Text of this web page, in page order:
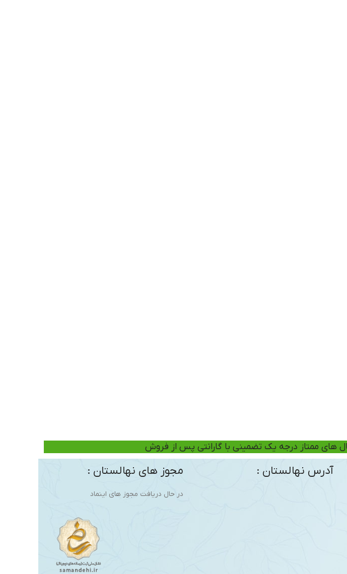
های ممتاز درجه یک تضمینی با گارانتی پس از فروش
آدرس نهالستان : مجوز های نهالستان :
در حال دریافت مجوز های اینماد